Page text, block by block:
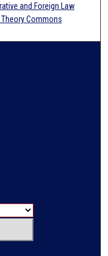
and Foreign Law
Commons